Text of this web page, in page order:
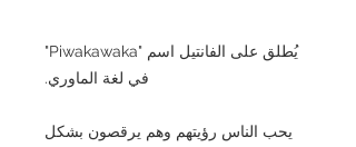
يُطلق على الفانتيل اسم "Piwakawaka"
في لغة الماوري.
يحب الناس رؤيتهم وهم يرقصون بشكل